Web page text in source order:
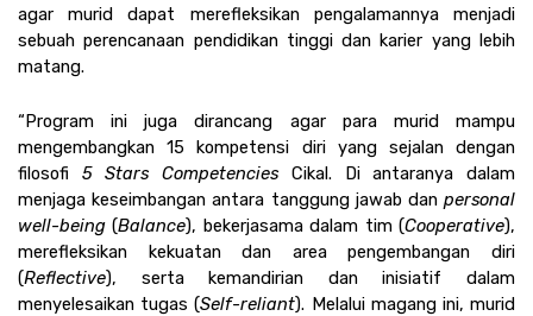
agar murid dapat merefleksikan pengalamannya menjadi
sebuah perencanaan pendidikan tinggi dan karier yang lebih
matang.
“Program ini juga dirancang agar para murid mampu
mengembangkan 15 kompetensi diri yang sejalan dengan
filosofi 5 Stars Competencies Cikal. Di antaranya dalam
menjaga keseimbangan antara tanggung jawab dan personal
well-being (Balance), bekerjasama dalam tim (Cooperative),
merefleksikan kekuatan dan area pengembangan diri
(Reflective), serta kemandirian dan inisiatif dalam
menyelesaikan tugas (Self-reliant). Melalui magang ini, murid